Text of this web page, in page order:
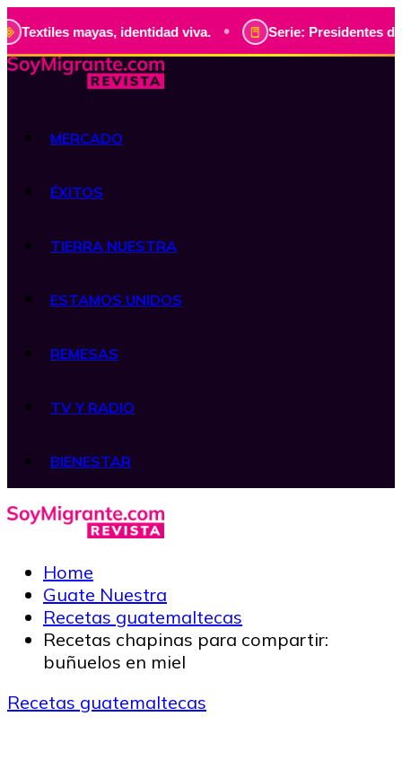
mayas, identidad viva. • Serie: Presidentes de
MERCADO
ÉXITOS
TIERRA NUESTRA
ESTAMOS UNIDOS
REMESAS
TV Y RADIO
BIENESTAR
Home
Guate Nuestra
Recetas guatemaltecas
Recetas chapinas para compartir:
buñuelos en miel
Recetas guatemaltecas